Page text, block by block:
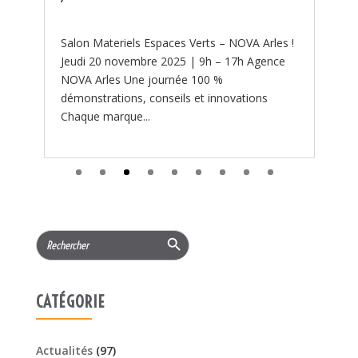
Search Search Button
CATÉGORIE
PROMOTIONS